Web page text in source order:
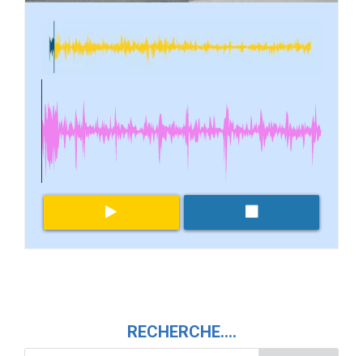
RECHERCHE….